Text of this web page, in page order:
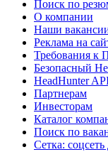
Поиск по
О компании
Наши
Реклама на
Требования к
Безопасный
HeadHunter
Партнерам
Инвесторам
Каталог
Поиск по
Сетка: